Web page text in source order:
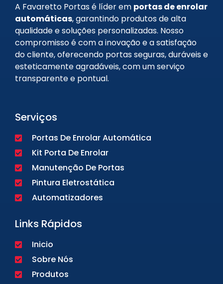
A Favaretto Portas é líder em portas de enrolar
automáticas, garantindo produtos de alta
qualidade e soluções personalizadas. Nosso
compromisso é com a inovação e a satisfação
do cliente, oferecendo portas seguras, duráveis e
esteticamente agradáveis, com um serviço
transparente e pontual.
Serviços
Portas De Enrolar Automática
Kit Porta De Enrolar
Manutenção De Portas
Pintura Eletrostática
Automatizadores
Links Rápidos
Inicio
Sobre Nós
Produtos